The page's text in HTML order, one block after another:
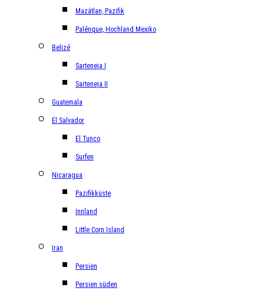
Mazátlan, Pazifik
Palénque, Hochland Mexiko
Belizé
Sarteneja I
Sarteneja II
Guatemala
El Salvador
El Tunco
Surfen
Nicaragua
Pazifikküste
Innland
Little Corn Island
Iran
Persien
Persien süden